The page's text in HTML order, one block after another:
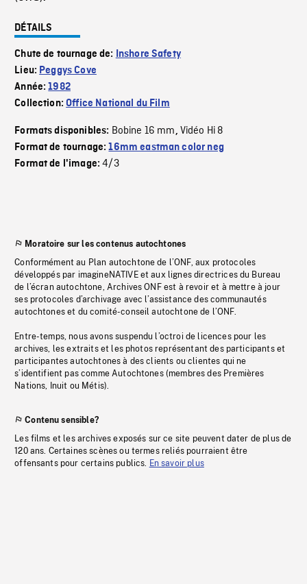
DÉTAILS
Chute de tournage de:
Inshore Safety
Lieu: Peggys Cove
Année:1982
Collection:Office National du Film
Formats disponibles: Bobine 16 mm, Vidéo Hi 8
Format de tournage:16mm eastman color neg
Format de l'image:4/3
Moratoire sur les contenus autochtones
Conformément au Plan autochtone de l’ONF, aux protocoles
développés par imagineNATIVE et aux lignes directrices du Bureau
de l’écran autochtone, Archives ONF est à revoir et à mettre à jour
ses protocoles d’archivage avec l’assistance des communautés
autochtones et du comité-conseil autochtone de l’ONF.
Entre-temps, nous avons suspendu l’octroi de licences pour les
archives, les extraits et les photos représentant des participants et
participantes autochtones à des clients ou clientes qui ne
s’identifient pas comme Autochtones (membres des Premières
Nations, Inuit ou Métis).
Contenu sensible?
Les films et les archives exposés sur ce site peuvent dater de plus de
120 ans. Certaines scènes ou termes reliés pourraient être
offensants pour certains publics. En savoir plus